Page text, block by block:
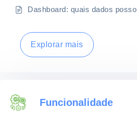
Dashboard: quais dados
Explorar mais
Funcionalidade